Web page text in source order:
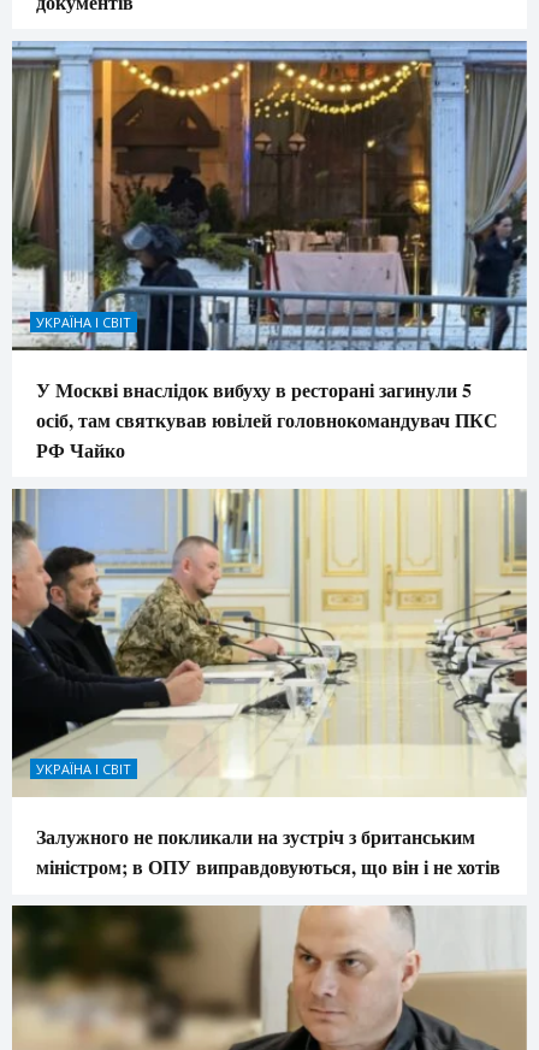
УКРАЇНА І СВІТ
У Москві внаслідок вибуху в ресторані загинули 5
осіб, там святкував ювілей головнокомандувач ПКС
РФ Чайко
УКРАЇНА І СВІТ
Залужного не покликали на зустріч з британським
міністром; в ОПУ виправдовуються, що він і не хотів